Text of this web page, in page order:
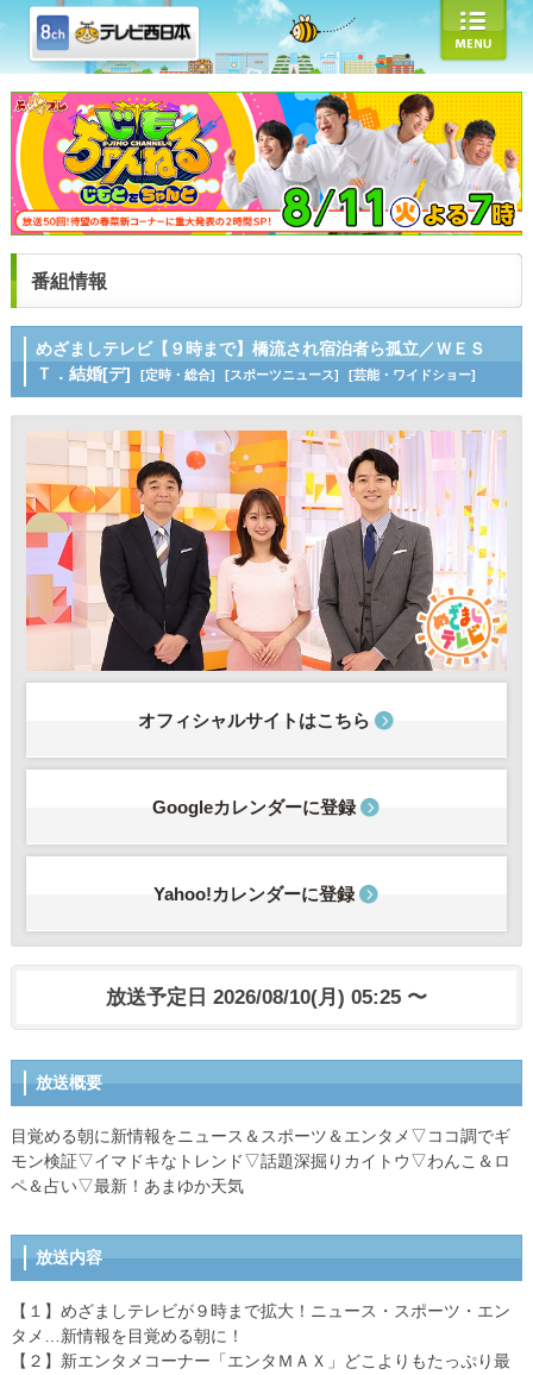
番組情報
めざましテレビ【９時まで】橋流され宿泊者ら孤立／ＷＥＳ
Ｔ．結婚[デ]
[定時・総合] [スポーツニュース] [芸能・ワイドショー]
オフィシャルサイトはこちら
Googleカレンダーに登録
Yahoo!カレンダーに登録
放送予定日 2026/08/10(月) 05:25 〜
放送概要
目覚める朝に新情報をニュース＆スポーツ＆エンタメ▽ココ調でギ
モン検証▽イマドキなトレンド▽話題深掘りカイトウ▽わんこ＆ロ
ペ＆占い▽最新！あまゆか天気
放送内容
【１】めざましテレビが９時まで拡大！ニュース・スポーツ・エン
タメ…新情報を目覚める朝に！
【２】新エンタメコーナー「エンタＭＡＸ」どこよりもたっぷり最